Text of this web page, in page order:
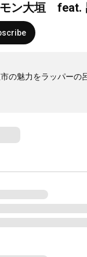
ン大垣 feat.
の魅力をラッパーの